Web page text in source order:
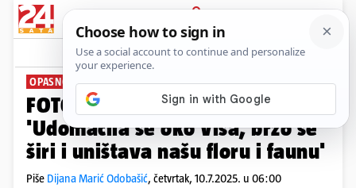
PRIJAVA
News Komentari
OPASNOST U MORU PLUS+
FOTO Smeđa alga ubija Jadran:
'Udomaćila se oko Visa, brzo se
širi i uništava našu floru i faunu'
Piše Dijana Marić Odobašić, četvrtak, 10.7.2025. u 06:00